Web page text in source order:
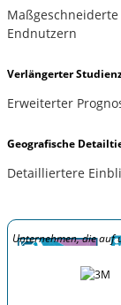
Endnutzern
Verlängerter
Erweiterter
Geografische
Detailliertere
Unternehmen, die